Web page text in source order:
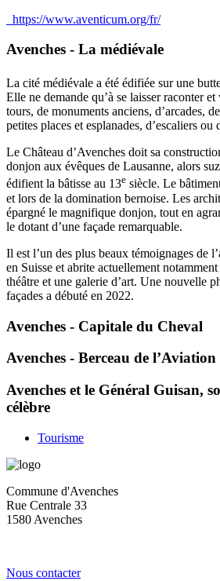
https://www.aventicum.org/fr/
Avenches - La médiévale
La cité médiévale a été édifiée sur une
Elle ne demande qu’à se laisser raconter
tours, de monuments anciens, d’arcades,
petites places et esplanades, d’escaliers ou
Le Château d’Avenches doit sa
donjon aux évêques de Lausanne, alors
édifient la bâtisse au 13e siècle. Le
et lors de la domination bernoise. Les
épargné le magnifique donjon, tout en
le dotant d’une façade remarquable.
Il est l’un des plus beaux témoignages de
en Suisse et abrite actuellement
théâtre et une galerie d’art. Une nouvelle
façades a débuté en 2022.
Avenches - Capitale du Cheval
Avenches - Berceau de l’Aviation
Avenches et le Général Guisan,
célèbre
Tourisme
Commune d'Avenches
Rue Centrale 33
1580 Avenches
Nous contacter